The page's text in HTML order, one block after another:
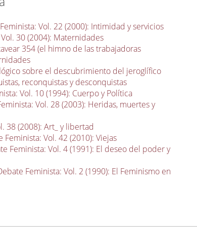
Vol. 22 (2000): Intimidad y servicios
30 (2004): Maternidades
354 (el himno de las trabajadoras
sobre el descubrimiento del jeroglífico
reconquistas y desconquistas
Vol. 10 (1994): Cuerpo y Política
Vol. 28 (2003): Heridas, muertes y
38 (2008): Art_ y libertad
Feminista: Vol. 42 (2010): Viejas
Feminista: Vol. 4 (1991): El deseo del poder y
Feminista: Vol. 2 (1990): El Feminismo en